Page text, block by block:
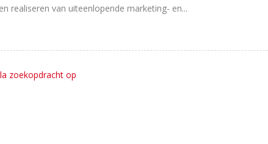
realiseren van uiteenlopende marketing- en...
zoekopdracht op